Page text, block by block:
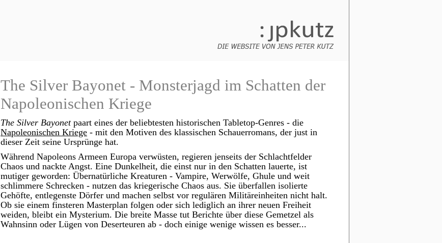
The Silver Bayonet - Monsterjagd im Schatten der
Napoleonischen Kriege
The Silver Bayonetpaart eines der beliebtesten historischen Tabletop-Genres - die
Napoleonischen Kriege - mit den Motiven des klassischen Schauerromans, der just in
dieser Zeit seine Ursprünge hat.
Während Napoleons Armeen Europa verwüsten, regieren jenseits der Schlachtfelder
Chaos und nackte Angst. Eine Dunkelheit, die einst nur in den Schatten lauerte, ist
mutiger geworden: Übernatürliche Kreaturen - Vampire, Werwölfe, Ghule und weit
schlimmere Schrecken - nutzen das kriegerische Chaos aus. Sie überfallen isolierte
Gehöfte, entlegenste Dörfer und machen selbst vor regulären Militäreinheiten nicht halt.
Ob sie einem finsteren Masterplan folgen oder sich lediglich an ihrer neuen Freiheit
weiden, bleibt ein Mysterium. Die breite Masse tut Berichte über diese Gemetzel als
Wahnsinn oder Lügen von Deserteuren ab - doch einige wenige wissen es besser...